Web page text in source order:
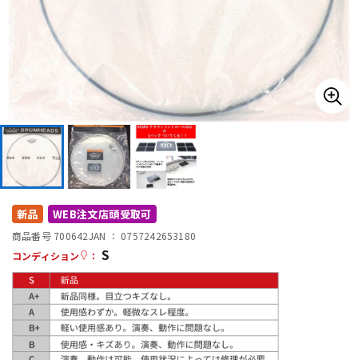
DTM
DTM オンライン納品
配信/ライブ機器
新品 WEB注文店頭受取可
商品番号 700642JAN ： 0757242653180
コンディション
： S